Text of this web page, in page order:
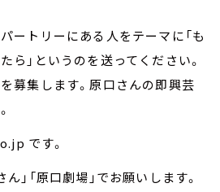
ートリーにある人をテーマに「も
」というのを送ってください。
募集します。原口さんの即興芸
です。
」「原口劇場」でお願いします。